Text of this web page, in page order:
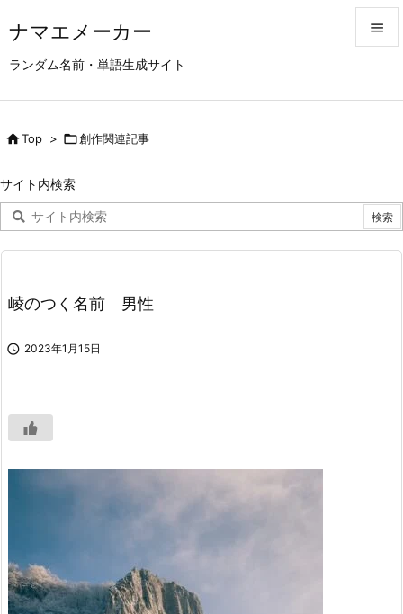
ナマエメーカー
ランダム名前・単語生成サイト


次へ

Top > 創作関連記事
サイト内検索
崚のつく名前 男性
 2023年1月15日